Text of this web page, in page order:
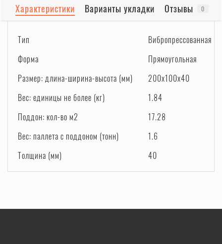
Характеристики Варианты укладки Отзывы 0
Тип
Вибропрессованная
Форма
Прямоугольная
Размер: длина-ширина-высота (мм)
200x100x40
Вес: единицы не более (кг)
1.84
Поддон: кол-во м2
17.28
Вес: паллета с поддоном (тонн)
1.6
Толщина (мм)
40